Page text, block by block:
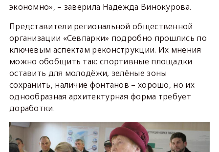
экономно», – заверила Надежда Винокурова.
Представители региональной общественной
организации «Севпарки» подробно прошлись по
ключевым аспектам реконструкции. Их мнения
можно обобщить так: спортивные площадки
оставить для молодёжи, зелёные зоны
сохранить, наличие фонтанов – хорошо, но их
однообразная архитектурная форма требует
доработки.